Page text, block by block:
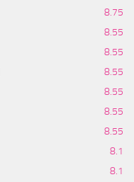
8.75
8.55
8.55
8.55
8.55
8.55
8.55
8.1
8.1